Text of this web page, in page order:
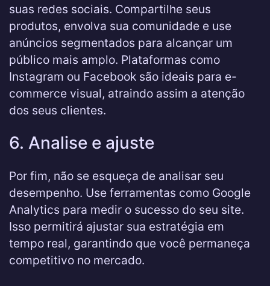
suas redes sociais. Compartilhe seus
produtos, envolva sua comunidade e use
anúncios segmentados para alcançar um
público mais amplo. Plataformas como
Instagram ou Facebook são ideais para e-
commerce visual, atraindo assim a atenção
dos seus clientes.
6. Analise e ajuste
Por fim, não se esqueça de analisar seu
desempenho. Use ferramentas como Google
Analytics para medir o sucesso do seu site.
Isso permitirá ajustar sua estratégia em
tempo real, garantindo que você permaneça
competitivo no mercado.